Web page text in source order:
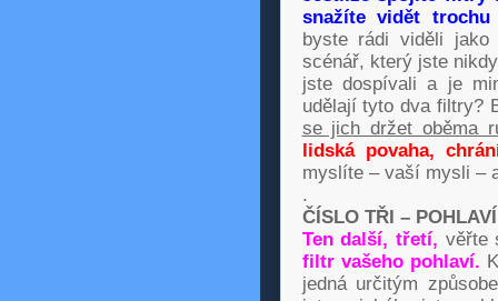
snažíte vidět trochu
byste rádi viděli
scénář, který jste
jste dospívali a je
udělají tyto dva filtry?
se jich držet oběma
lidská povaha,
myslíte – vaší mysli –
.
ČÍSLO TŘI – POHLAVÍ
Ten další, třetí, věřte
filtr vašeho pohlaví.
jedná určitým